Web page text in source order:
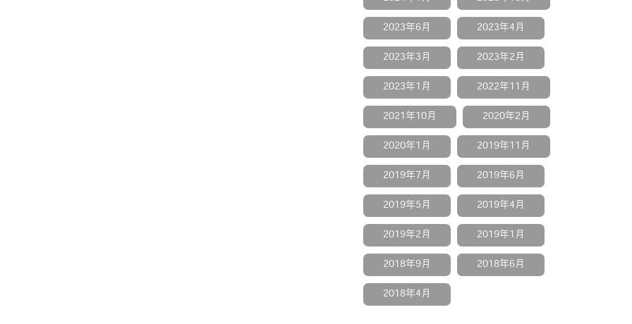
2023年6月 2023年4月
2023年3月 2023年2月
2023年1月 2022年11月
2021年10月 2020年2月
2020年1月 2019年11月
2019年7月 2019年6月
2019年5月 2019年4月
2019年2月 2019年1月
2018年9月 2018年6月
2018年4月